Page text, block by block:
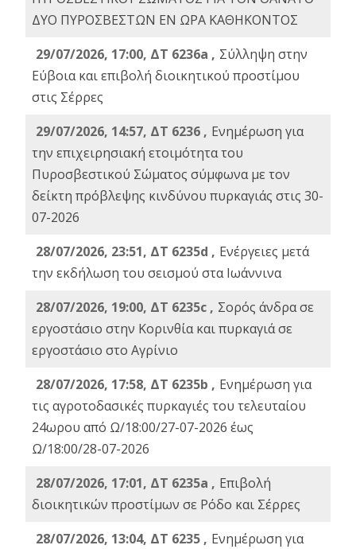
ΔΥΟ ΠΥΡΟΣΒΕΣΤΩΝ ΕΝ ΩΡΑ ΚΑΘΗΚΟΝΤΟΣ
29/07/2026, 17:00, ΔΤ 6236a , Σύλληψη στην
Εύβοια και επιβολή διοικητικού προστίμου
στις Σέρρες
29/07/2026, 14:57, ΔΤ 6236 , Ενημέρωση για
την επιχειρησιακή ετοιμότητα του
Πυροσβεστικού Σώματος σύμφωνα με τον
δείκτη πρόβλεψης κινδύνου πυρκαγιάς στις 30-
07-2026
28/07/2026, 23:51, ΔΤ 6235d , Ενέργειες μετά
την εκδήλωση του σεισμού στα Ιωάννινα
28/07/2026, 19:00, ΔΤ 6235c , Σορός άνδρα σε
εργοστάσιο στην Κορινθία και πυρκαγιά σε
εργοστάσιο στο Αγρίνιο
28/07/2026, 17:58, ΔΤ 6235b , Ενημέρωση για
τις αγροτοδασικές πυρκαγιές του τελευταίου
24ωρου από Ω/18:00/27-07-2026 έως
Ω/18:00/28-07-2026
28/07/2026, 17:01, ΔΤ 6235a , Eπιβολή
διοικητικών προστίμων σε Ρόδο και Σέρρες
28/07/2026, 13:04, ΔΤ 6235 , Ενημέρωση για